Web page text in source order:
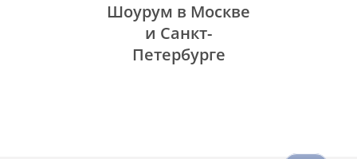
Шоурум в Москве
и Санкт-
Петербурге